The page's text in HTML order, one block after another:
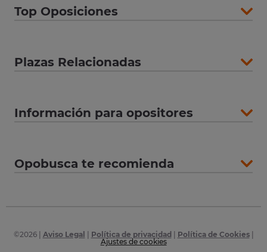
Top Oposiciones
Plazas Relacionadas
Información para opositores
Opobusca te recomienda
©2026| Aviso Legal Política de privacidad Política de Cookies|
Ajustes de cookies